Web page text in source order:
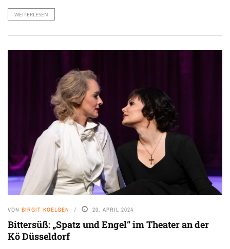
WEITERLESEN
VON BIRGIT KOELGEN 20. APRIL 2024
Bittersüß: „Spatz und Engel“ im Theater an der
Kö Düsseldorf